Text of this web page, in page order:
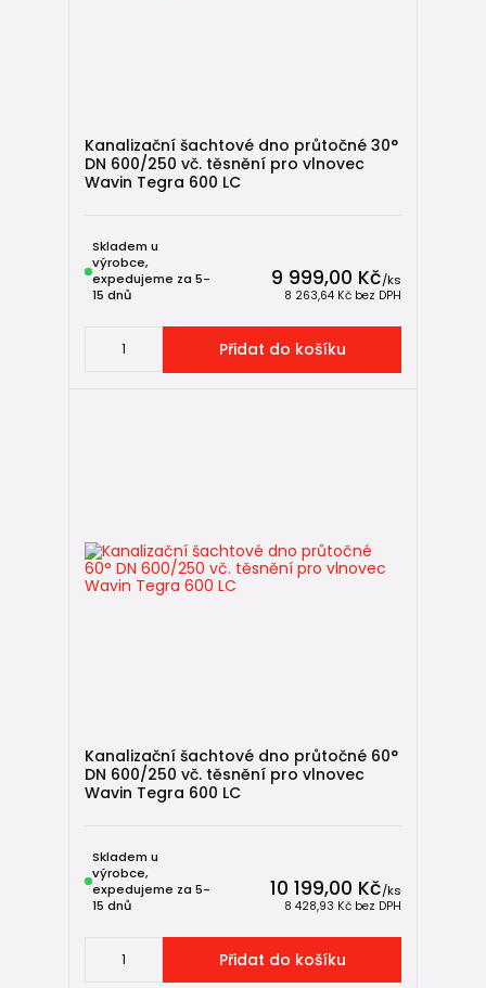
Kanalizační šachtové dno průtočné 30°
DN 600/250 vč. těsnění pro vlnovec
Wavin Tegra 600 LC
9 999,00 Kč/ks
8 263,64 Kč bez DPH
Skladem u
výrobce,
expedujeme za 5-
15 dnů
Přidat do košíku
Kanalizační šachtové dno průtočné 60°
DN 600/250 vč. těsnění pro vlnovec
Wavin Tegra 600 LC
10 199,00 Kč/ks
8 428,93 Kč bez DPH
Skladem u
výrobce,
expedujeme za 5-
15 dnů
Přidat do košíku